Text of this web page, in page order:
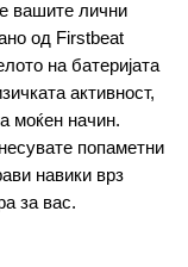
вашите лични
од Firstbeat
на батеријата
активност,
моќен начин.
попаметни
навики врз
за вас.